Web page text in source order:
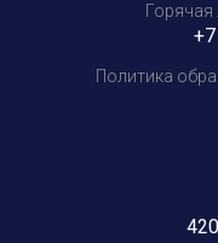
Горячая
Политика